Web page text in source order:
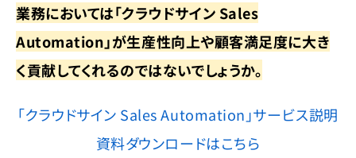
業務においては「クラウドサイン Sales
Automation」が生産性向上や顧客満足度に大き
く貢献してくれるのではないでしょうか。
「クラウドサイン Sales Automation」サービス説明
資料ダウンロードはこちら